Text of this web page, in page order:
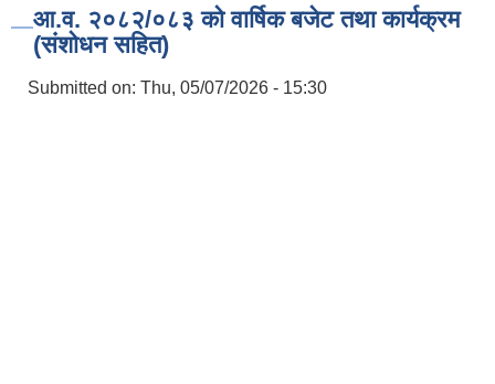
आ.व. २०८२/०८३ को वार्षिक बजेट तथा कार्यक्रम
(संशोधन सहित)
Submitted on: Thu, 05/07/2026 - 15:30